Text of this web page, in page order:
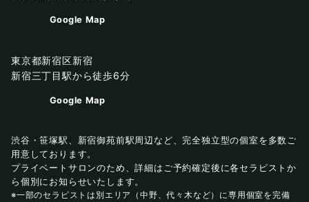
Google Map
東京都新宿区新宿
新宿三丁目駅から徒歩6分
Google Map
渋谷・笹塚駅、新宿御苑前駅周辺など、完全独立型の個室を多数ご
用意しております。
プライベートサロンのため、詳細はご予約確定後に各セラピストか
ら個別にお知らせいたします。
※一部のセラピストは別エリア（中野、代々木など）に専用個室を完備